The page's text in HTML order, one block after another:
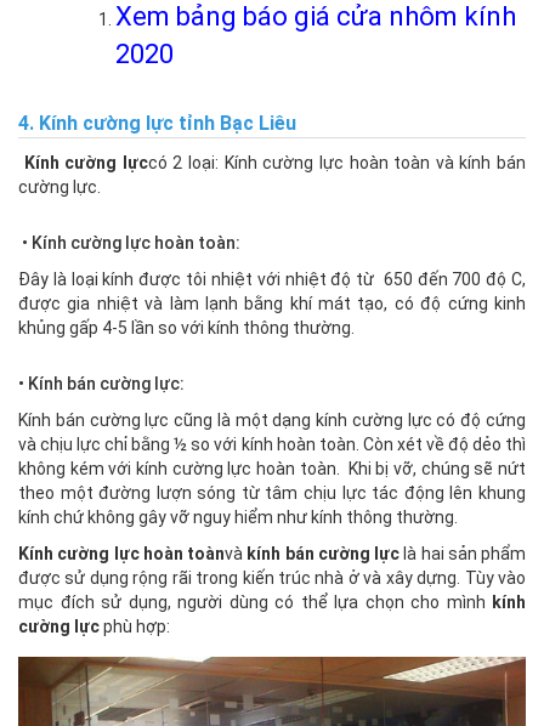
Xem bảng báo giá cửa nhôm kính
2020
4. Kính cường lực tỉnh Bạc Liêu
Kính cường lựccó 2 loại: Kính cường lực hoàn toàn và kính bán
cường lực.
• Kính cường lực hoàn toàn:
Đây là loại kính được tôi nhiệt với nhiệt độ từ 650 đến 700 độ C,
được gia nhiệt và làm lạnh bằng khí mát tạo, có độ cứng kinh
khủng gấp 4-5 lần so với kính thông thường.
• Kính bán cường lực:
Kính bán cường lực cũng là một dạng kính cường lực có độ cứng
và chịu lực chỉ bằng ½ so với kính hoàn toàn. Còn xét về độ dẻo thì
không kém với kính cường lực hoàn toàn. Khi bị vỡ, chúng sẽ nứt
theo một đường lượn sóng từ tâm chịu lực tác động lên khung
kính chứ không gây vỡ nguy hiểm như kính thông thường.
Kính cường lực hoàn toànvà kính bán cường lực là hai sản phẩm
được sử dụng rộng rãi trong kiến trúc nhà ở và xây dựng. Tùy vào
mục đích sử dụng, người dùng có thể lựa chọn cho mình kính
cường lựcphù hợp: